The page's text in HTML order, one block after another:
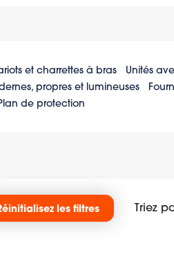
et charrettes à bras Unités
propres et lumineuses
de protection
les filtres Triez